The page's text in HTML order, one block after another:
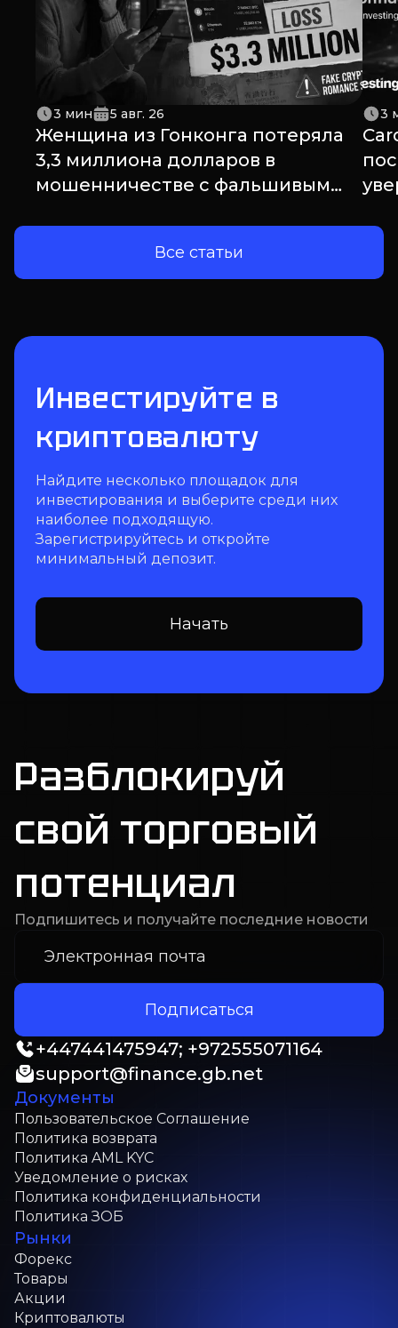
3 мин 5 авг. 26
Женщина из Гонконга потеряла
3,3 миллиона долларов в
мошенничестве с фальшивым
3
Все статьи
Инвестируйте в
криптовалюту
Найдите несколько площадок для
инвестирования и выберите среди них
наиболее подходящую.
Зарегистрируйтесь и откройте
минимальный депозит.
Начать
Разблокируй
свой торговый
потенциал
Подпишитесь и получайте последние новости
Подписаться
Рынки
Форекс
Товары
Акции
Криптовалюты
Документы
Пользовательское Соглашение
Политика возврата
Политика AML KYC
Уведомление о рисках
Политика конфиденциальности
Политика ЗОБ
+447441475947; +972555071164
support@finance.gb.net